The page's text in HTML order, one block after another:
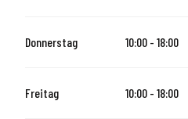
Donnerstag 10:00 - 18:00
Freitag 10:00 - 18:00